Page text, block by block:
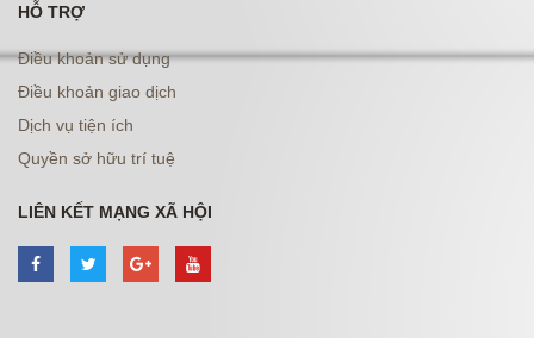
HỖ TRỢ
Điều khoản sử dụng
Điều khoản giao dịch
Dịch vụ tiện ích
Quyền sở hữu trí tuệ
LIÊN KẾT MẠNG XÃ HỘI